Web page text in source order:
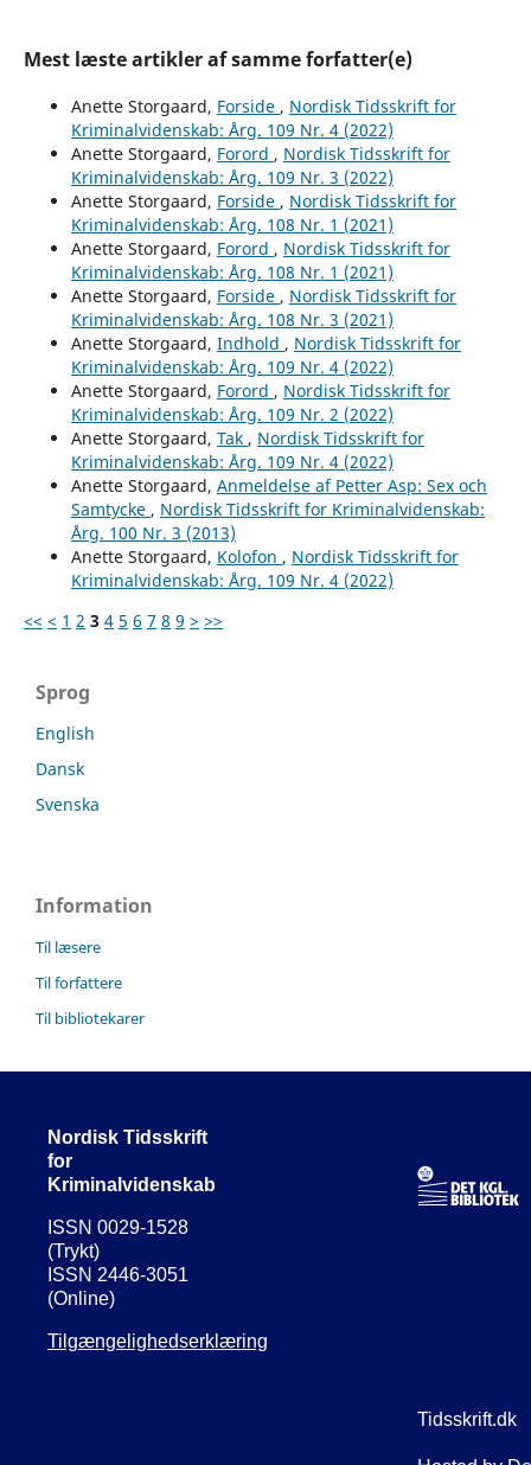
Mest læste artikler af samme forfatter(e)
Anette Storgaard, Forside , Nordisk Tidsskrift for
Kriminalvidenskab: Årg. 109 Nr. 4 (2022)
Anette Storgaard, Forord , Nordisk Tidsskrift for
Kriminalvidenskab: Årg. 109 Nr. 3 (2022)
Anette Storgaard, Forside , Nordisk Tidsskrift for
Kriminalvidenskab: Årg. 108 Nr. 1 (2021)
Anette Storgaard, Forord , Nordisk Tidsskrift for
Kriminalvidenskab: Årg. 108 Nr. 1 (2021)
Anette Storgaard, Forside , Nordisk Tidsskrift for
Kriminalvidenskab: Årg. 108 Nr. 3 (2021)
Anette Storgaard, Indhold , Nordisk Tidsskrift for
Kriminalvidenskab: Årg. 109 Nr. 4 (2022)
Anette Storgaard, Forord , Nordisk Tidsskrift for
Kriminalvidenskab: Årg. 109 Nr. 2 (2022)
Anette Storgaard, Tak , Nordisk Tidsskrift for
Kriminalvidenskab: Årg. 109 Nr. 4 (2022)
Anette Storgaard, Anmeldelse af Petter Asp: Sex och
Samtycke , Nordisk Tidsskrift for Kriminalvidenskab:
Årg. 100 Nr. 3 (2013)
Anette Storgaard, Kolofon , Nordisk Tidsskrift for
Kriminalvidenskab: Årg. 109 Nr. 4 (2022)
<< < 1 2 3 4 5 6 7 8 9 > >>
Sprog
English
Dansk
Svenska
Information
Til læsere
Til forfattere
Til bibliotekarer
Nordisk Tidsskrift
for
Kriminalvidenskab
ISSN 0029-1528
(Trykt)
ISSN 2446-3051
(Online)
Tilgængelighedserklæring